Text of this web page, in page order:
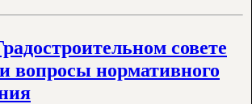
совете
вопросы нормативного